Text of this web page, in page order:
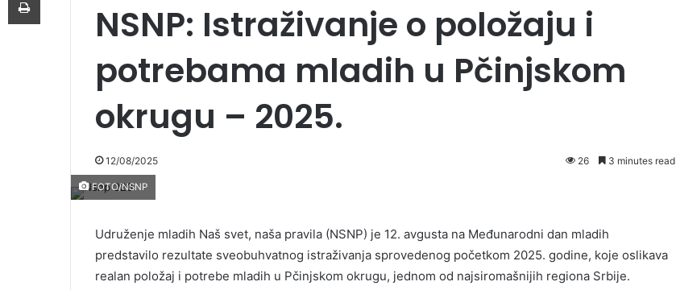
NSNP: Istraživanje o položaju i
potrebama mladih u Pčinjskom
okrugu – 2025.
12/08/2025 26 3 minutes read
FOTO/NSNP
Udruženje mladih Naš svet, naša pravila (NSNP) je 12. avgusta na Međunarodni dan mladih
predstavilo rezultate sveobuhvatnog istraživanja sprovedenog početkom 2025. godine, koje oslikava
realan položaj i potrebe mladih u Pčinjskom okrugu, jednom od najsiromašnijih regiona Srbije.